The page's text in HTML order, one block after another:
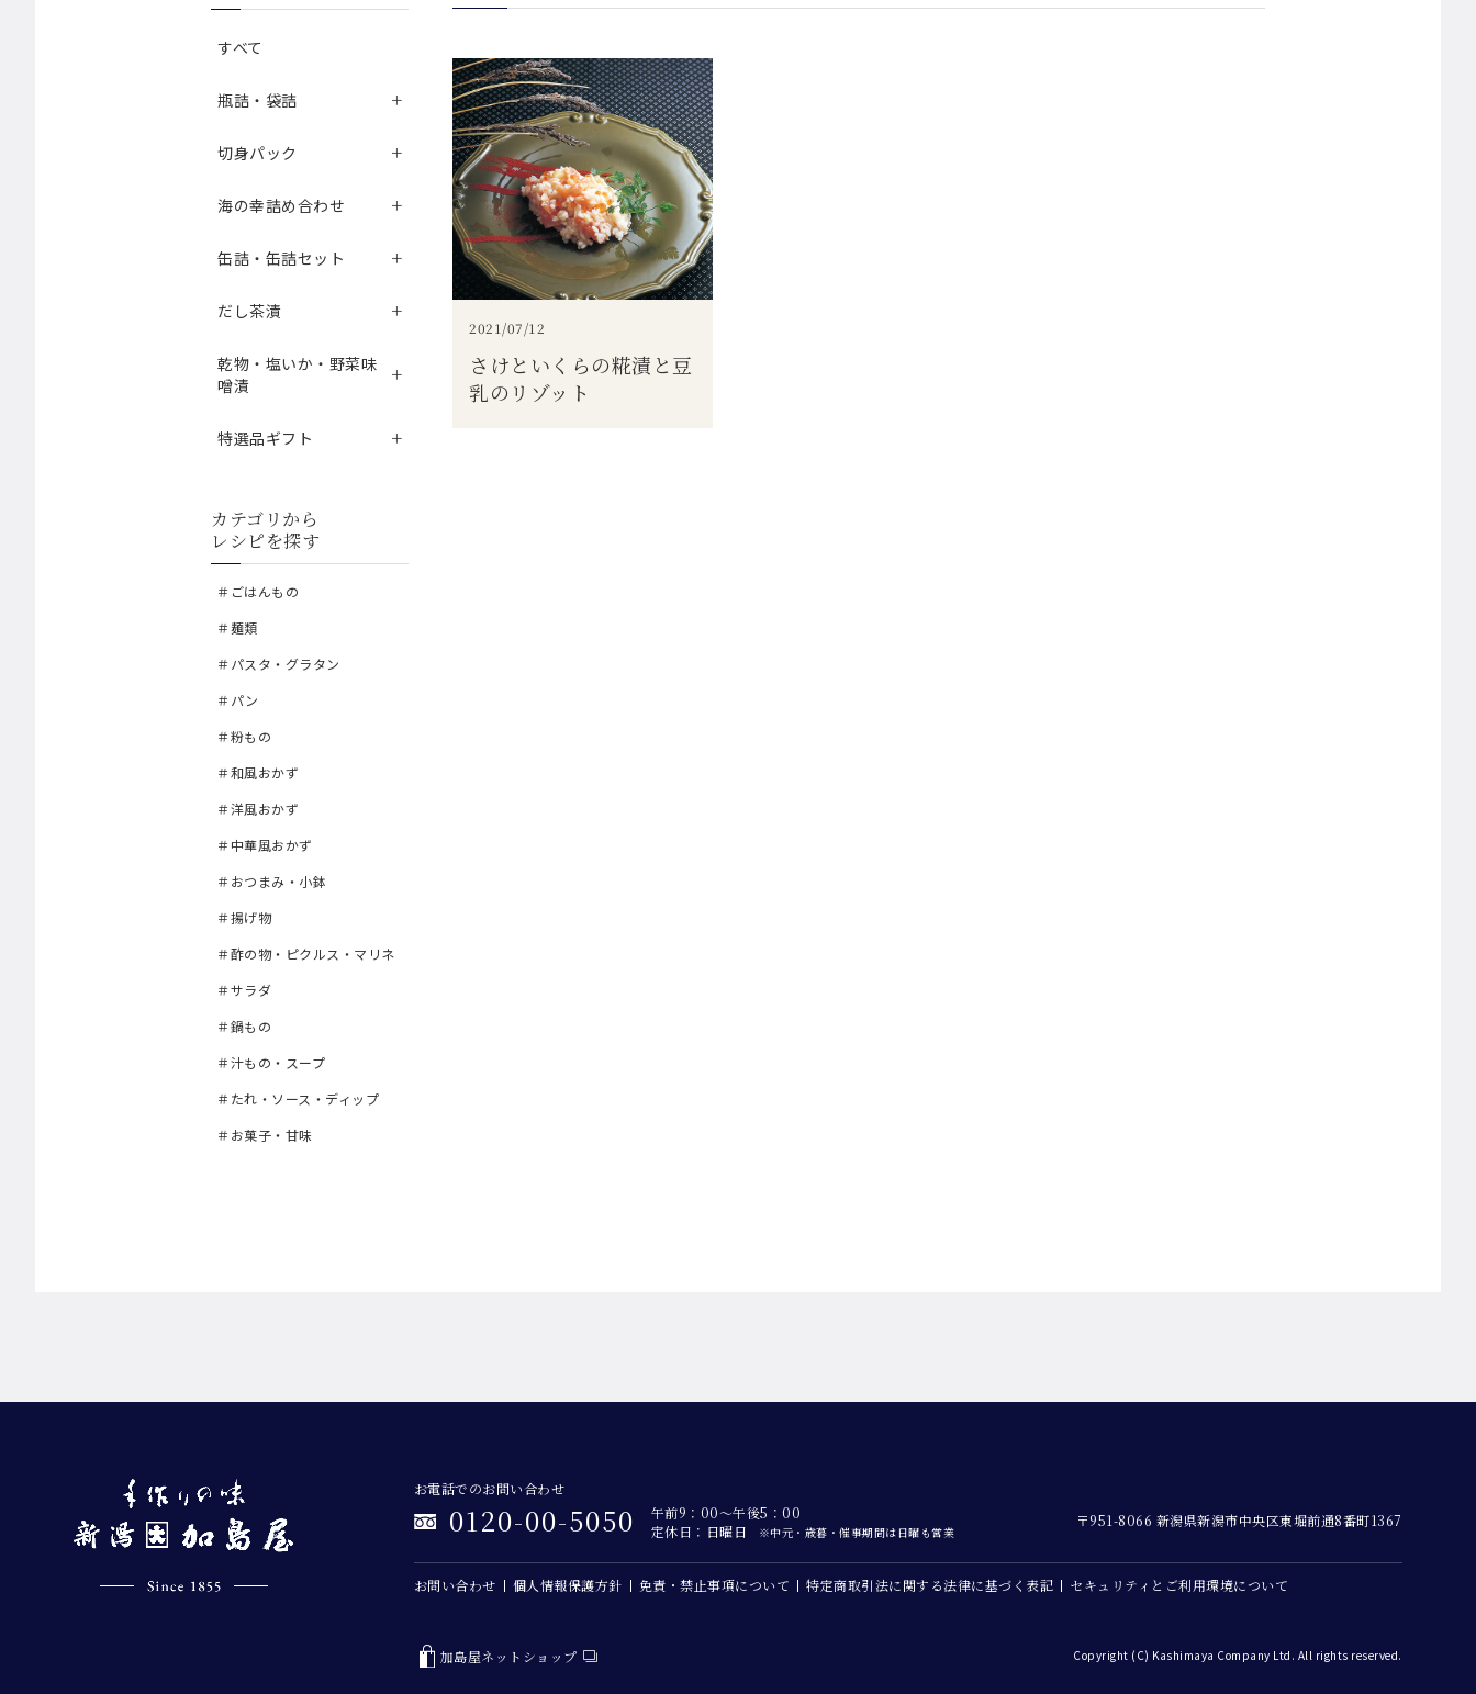
すべて
瓶詰・袋詰
切身パック
海の幸詰め合わせ
缶詰・缶詰セット
だし茶漬
乾物・塩いか・野菜味
噌漬
特選品ギフト
カテゴリから
レシピを探す
＃ごはんもの
＃麺類
＃パスタ・グラタン
＃パン
＃粉もの
＃和風おかず
＃洋風おかず
＃中華風おかず
＃おつまみ・小鉢
＃揚げ物
＃酢の物・ピクルス・マリネ
＃サラダ
＃鍋もの
＃汁もの・スープ
＃たれ・ソース・ディップ
＃お菓子・甘味
2021/07/12
さけといくらの糀漬と豆
乳のリゾット
お電話でのお問い合わせ
0120-00-5050
午前9：00～午後5：00
定休日：日曜日
※中元・歳暮・催事期間は日曜も営業
〒951-8066 新潟県新潟市中央区東堀前通8番町1367
お問い合わせ 個人情報保護方針 免責・禁止事項について 特定商取引法に関する法律に基づく表記 セキュリティとご利用環境について
加島屋ネットショップ Copyright (C) Kashimaya Company Ltd. All rights reserved.